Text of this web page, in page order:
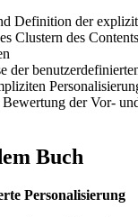
Definition der
Clustern des
der
der Vor-
Buch
Personalisierung